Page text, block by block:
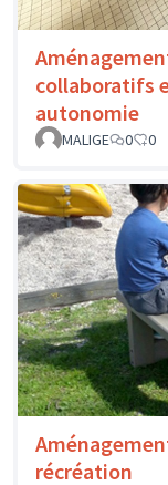
collaboratifs
autonomie
MALIGE 0 0
récréation